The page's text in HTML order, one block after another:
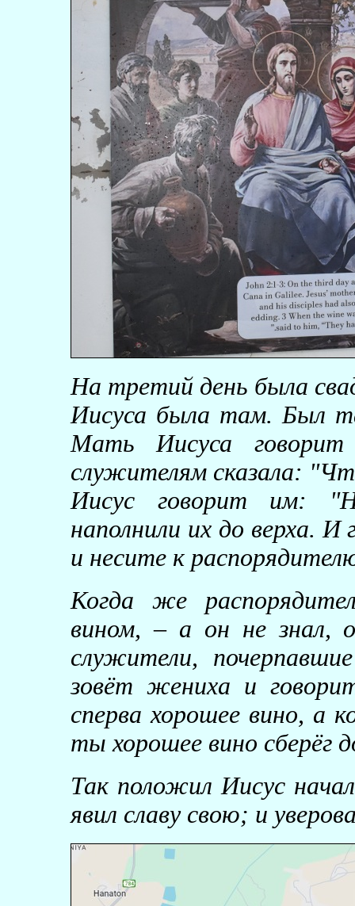
На третий день была
Иисуса была там. Был
Мать Иисуса
служителям сказала:
Иисус говорит им:
наполнили их до верха.
и несите к
Когда же
вином, – а он не знал,
служители,
зовёт жениха и
сперва хорошее вино, а
ты хорошее вино сберёг
Так положил Иисус
явил славу свою; и